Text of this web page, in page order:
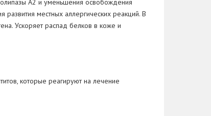
A­2 и уменьшения освобождения
местных аллергических реакций. В
Ускоряет распад белков в коже и
которые реагируют на лечение